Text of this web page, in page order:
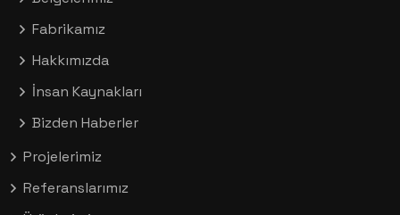
Fabrikamız
Hakkımızda
İnsan Kaynakları
Bizden Haberler
Projelerimiz
Referanslarımız